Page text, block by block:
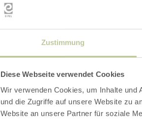
Zustimmung
Diese Webseite verwendet Cookies
Wir verwenden Cookies, um Inhalte und
und die Zugriffe auf unsere Website zu
Website an unsere Partner für soziale